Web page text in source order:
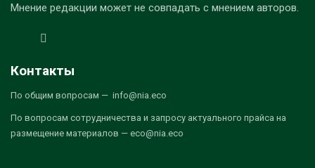
Мнение редакции может не совпадать с мнением авторов.
Контакты
По общим вопросам — info@nia.eco
По вопросам сотрудничества и запросу актуального прайса на
размещение материалов — eco@nia.eco